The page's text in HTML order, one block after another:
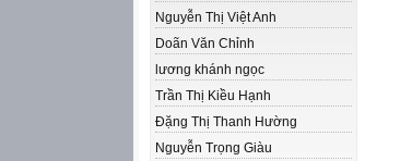
Nguyễn Thị Việt Anh
Doãn Văn Chỉnh
lương khánh ngọc
Trần Thị Kiều Hạnh
Đặng Thị Thanh Hường
Nguyễn Trọng Giàu